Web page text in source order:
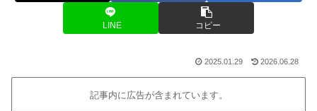
LINE コピー
2025.01.29 2026.06.28
記事内に広告が含まれています。